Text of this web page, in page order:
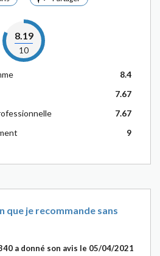
8.19
10
8.4
7.67
7.67
9
que je recommande sans
a donné son avis le 05/04/2021